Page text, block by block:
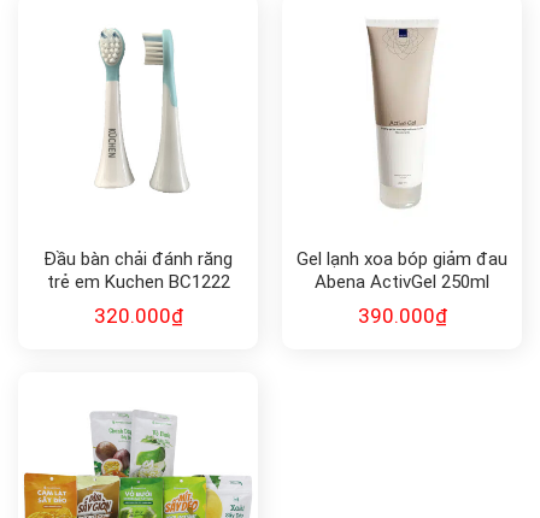
Đầu bàn chải đánh răng
trẻ em Kuchen BC1222
320.000₫
Gel lạnh xoa bóp giảm đau
Abena ActivGel 250ml
390.000₫